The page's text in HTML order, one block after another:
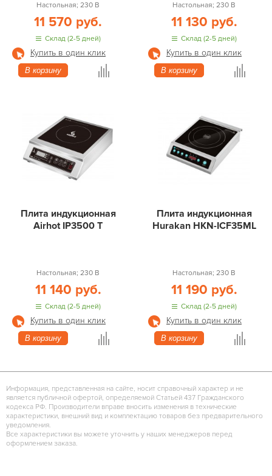
Настольная; 230 В
11 570 руб.
Склад (2-5 дней)
Купить в один клик
В корзину
Настольная; 230 В
11 130 руб.
Склад (2-5 дней)
Купить в один клик
В корзину
Плита индукционная
Airhot IP3500 T
Настольная; 230 В
11 140 руб.
Склад (2-5 дней)
Купить в один клик
В корзину
Плита индукционная
Hurakan HKN-ICF35ML
Настольная; 230 В
11 190 руб.
Склад (2-5 дней)
Купить в один клик
В корзину
Информация, представленная на сайте, носит справочный характер и не
является публичной офертой, определяемой Статьей 437 Гражданского
кодекса РФ. Производители вправе вносить изменения в технические
характеристики, внешний вид и комплектацию товаров без предварительного
уведомления.
Все характеристики вы можете уточнить у наших менеджеров перед
оформлением заказа.